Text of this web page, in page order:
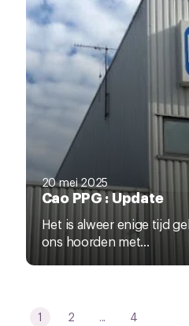
20 mei 2025
Cao PPG : Update
Het is alweer enige tijd
ons hoorden met...
1 2 ... 4